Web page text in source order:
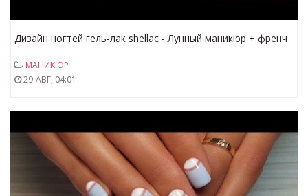
Дизайн ногтей гель-лак shellac - Лунный маникюр + френч
МАНИКЮР
29-АВГ, 04:01